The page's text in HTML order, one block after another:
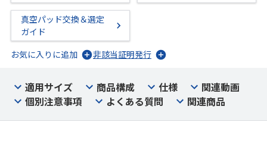
真空パッド交換＆選定
ガイド
お気に入りに追加
非該当証明発行
適用サイズ 商品構成 仕様
関連動画
個別注意事項
よくある質問 関連商品